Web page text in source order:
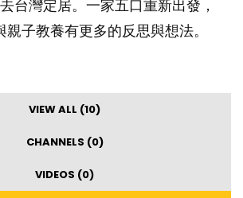
台灣定居。一家五口重新出發，
親子教養有更多的反思與想法。
VIEW ALL (10)
CHANNELS (0)
VIDEOS (0)